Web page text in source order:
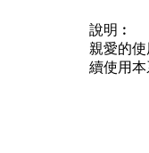
說明︰
親愛的
續使用本